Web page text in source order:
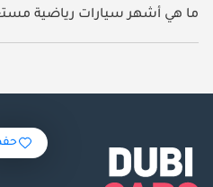
ما هي أشهر سيارات رياضية
أشهر سيارات رياضية المتوفرة للبيع في